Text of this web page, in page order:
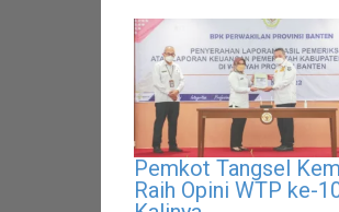
Pemkot Tangsel
Raih Opini WTP ke-